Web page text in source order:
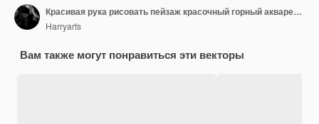
Красивая рука рисовать пейзаж красочный горный акварельный фон
Harryarts
Вам также могут понравиться эти векторы